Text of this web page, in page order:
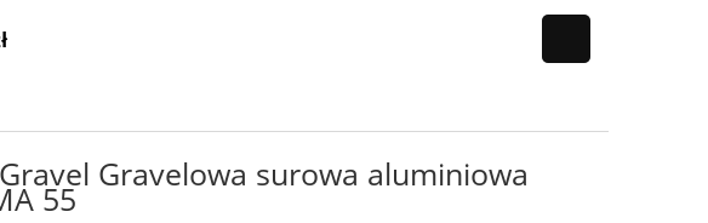
Gravelowa surowa aluminiowa
55